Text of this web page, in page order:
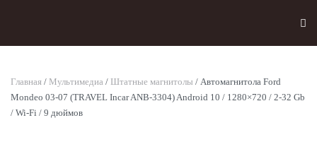
Главная / Мультимедиа / Штатные магнитолы / Автомагнитола Ford
Mondeo 03-07 (TRAVEL Incar ANB-3304) Android 10 / 1280×720 / 2-32 Gb
/ Wi-Fi / 9 дюймов